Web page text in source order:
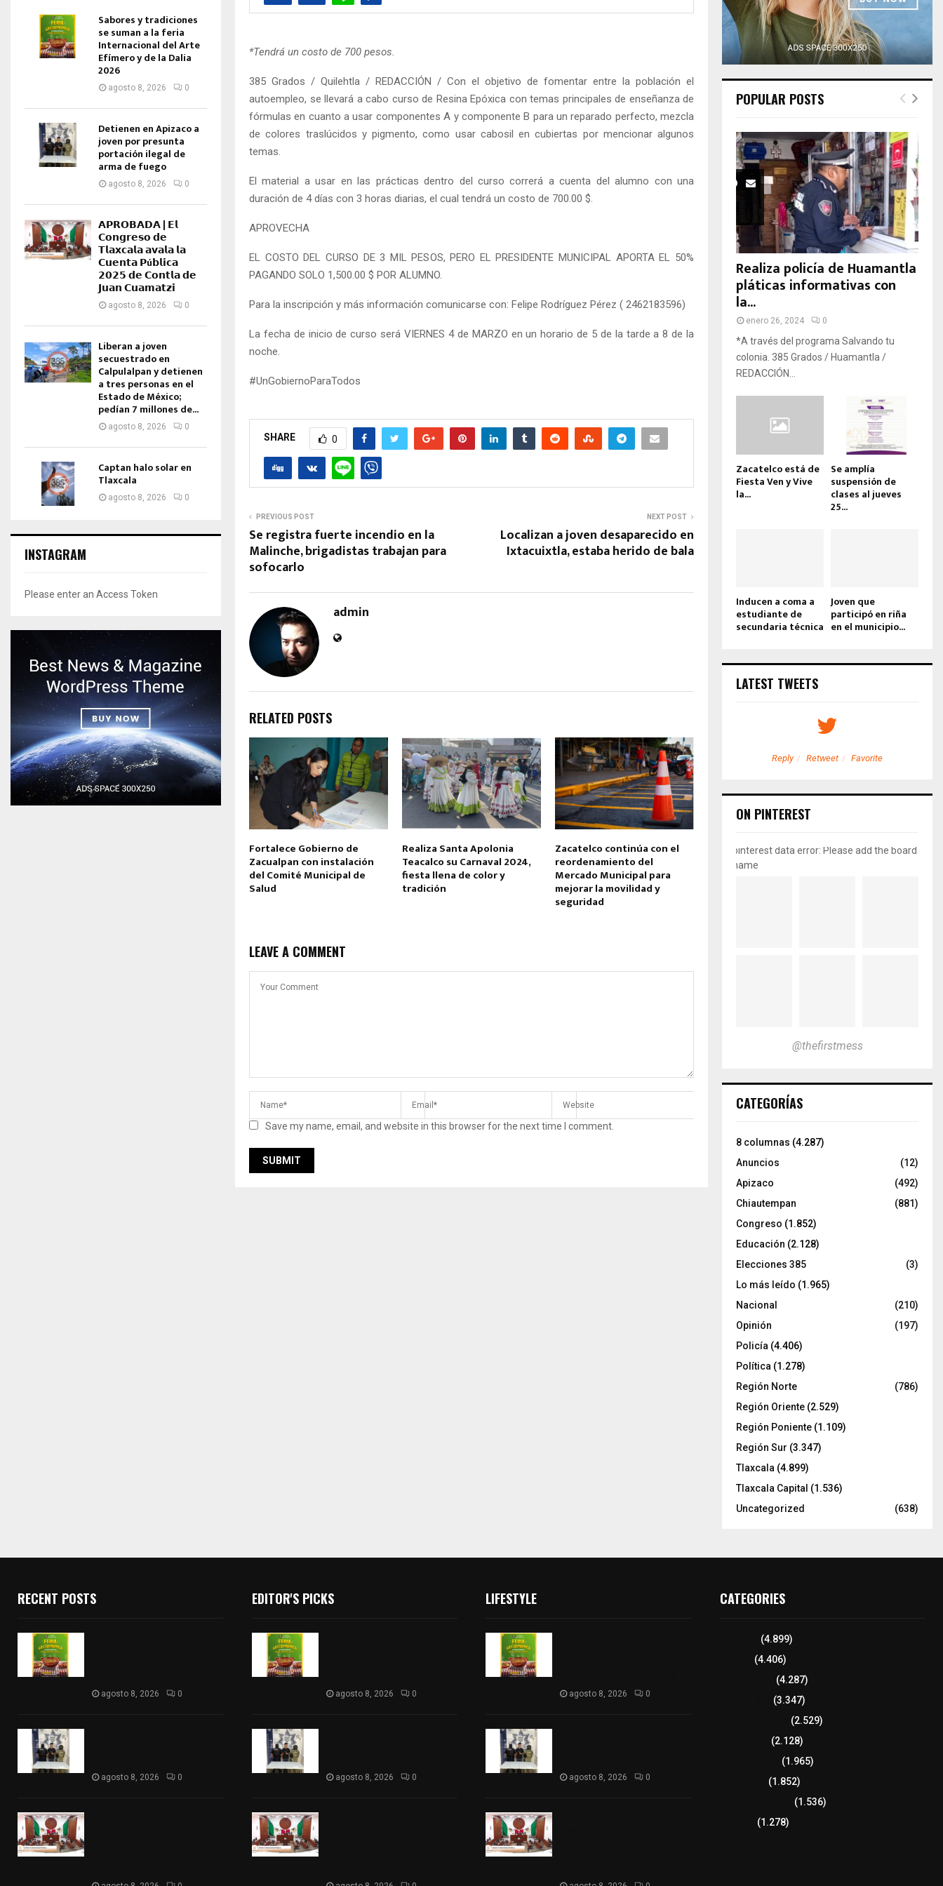
*Tendrá un costo de 700 pesos.
385 Grados / Quilehtla / REDACCIÓN / Con el objetivo de fomentar entre la población el
autoempleo, se llevará a cabo curso de Resina Epóxica con temas principales de enseñanza de
fórmulas en cuanto a usar componentes A y componente B para un reparado perfecto, mezcla
de colores traslúcidos y pigmento, como usar cabosil en cubiertas por mencionar algunos
temas.
El material a usar en las prácticas dentro del curso correrá a cuenta del alumno con una
duración de 4 días con 3 horas diarias, el cual tendrá un costo de 700.00 $.
APROVECHA
EL COSTO DEL CURSO DE 3 MIL PESOS, PERO EL PRESIDENTE MUNICIPAL APORTA EL 50%
PAGANDO SOLO 1,500.00 $ POR ALUMNO.
Para la inscripción y más información comunicarse con: Felipe Rodríguez Pérez ( 2462183596)
La fecha de inicio de curso será VIERNES 4 de MARZO en un horario de 5 de la tarde a 8 de la
noche.
#UnGobiernoParaTodos
SHARE 0
PREVIOUS POST
Se registra fuerte incendio en la
Malinche, brigadistas trabajan para
sofocarlo
NEXT POST
Localizan a joven desaparecido en
Ixtacuixtla, estaba herido de bala
admin
RELATED POSTS
Fortalece Gobierno de
Zacualpan con instalación
del Comité Municipal de
Salud
Realiza Santa Apolonia
Teacalco su Carnaval 2024,
fiesta llena de color y
tradición
Zacatelco continúa con el
reordenamiento del
Mercado Municipal para
mejorar la movilidad y
seguridad
LEAVE A COMMENT
Save my name, email, and website in this browser for the next time I comment.
Sabores y tradiciones
se suman a la feria
Internacional del Arte
Efímero y de la Dalia
2026
agosto 8, 2026 0
Detienen en Apizaco a
joven por presunta
portación ilegal de
arma de fuego
agosto 8, 2026 0
𝗔𝗣𝗥𝗢𝗕𝗔𝗗𝗔 | 𝗘𝗹
𝗖𝗼𝗻𝗴𝗿𝗲𝘀𝗼 𝗱𝗲
𝗧𝗹𝗮𝘅𝗰𝗮𝗹𝗮 𝗮𝘃𝗮𝗹𝗮 𝗹𝗮
𝗖𝘂𝗲𝗻𝘁𝗮 𝗣ú𝗯𝗹𝗶𝗰𝗮
𝟮𝟬𝟮𝟱 𝗱𝗲 𝗖𝗼𝗻𝘁𝗹𝗮 𝗱𝗲
𝗝𝘂𝗮𝗻 𝗖𝘂𝗮𝗺𝗮𝘁𝘇𝗶
agosto 8, 2026 0
Liberan a joven
secuestrado en
Calpulalpan y detienen
a tres personas en el
Estado de México;
pedían 7 millones de...
agosto 8, 2026 0
Captan halo solar en
Tlaxcala
agosto 8, 2026 0
INSTAGRAM
Please enter an Access Token
POPULAR POSTS
Realiza policía de Huamantla
pláticas informativas con
la...
enero 26, 2024 0
*A través del programa Salvando tu
colonia. 385 Grados / Huamantla /
REDACCIÓN...
Zacatelco está de
Fiesta Ven y Vive
la...
Se amplía
suspensión de
clases al jueves
25...
Inducen a coma a
estudiante de
secundaria técnica
Joven que
participó en riña
en el municipio...
LATEST TWEETS
Reply Retweet Favorite Reply Retweet Favorite Reply Retweet Favorite
ON PINTEREST
pinterest data error: Please add the board
name
@thefirstmess
CATEGORÍAS
8 columnas (4.287)
Anuncios
(12)
Apizaco
(492)
Chiautempan
(881)
Congreso (1.852)
Educación (2.128)
Elecciones 385
(3)
Lo más leído (1.965)
Nacional
(210)
Opinión
(197)
Policía (4.406)
Política (1.278)
Región Norte
(786)
Región Oriente (2.529)
Región Poniente (1.109)
Región Sur (3.347)
Tlaxcala (4.899)
Tlaxcala Capital (1.536)
Uncategorized
(638)
RECENT POSTS
agosto 8, 2026 0
agosto 8, 2026 0
EDITOR'S PICKS
agosto 8, 2026 0
agosto 8, 2026 0
LIFESTYLE
agosto 8, 2026 0
agosto 8, 2026 0
CATEGORIES
(4.899)
(4.406)
(4.287)
(3.347)
(2.529)
(2.128)
(1.965)
(1.852)
(1.536)
(1.278)